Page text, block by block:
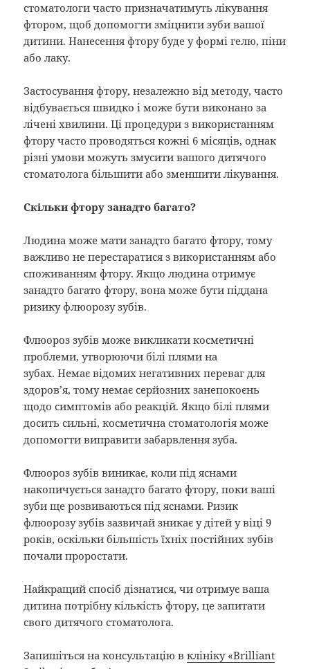
стоматологи часто призначатимуть лікування
фтором, щоб допомогти зміцнити зуби вашої
дитини. Нанесення фтору буде у формі гелю, піни
або лаку.
Застосування фтору, незалежно від методу, часто
відбувається швидко і може бути виконано за
лічені хвилини. Ці процедури з використанням
фтору часто проводяться кожні 6 місяців, однак
різні умови можуть змусити вашого дитячого
стоматолога більшити або зменшити лікування.
Скільки фтору занадто багато?
Людина може мати занадто багато фтору, тому
важливо не перестаратися з використанням або
споживанням фтору. Якщо людина отримує
занадто багато фтору, вона може бути піддана
ризику флюорозу зубів.
Флюороз зубів може викликати косметичні
проблеми, утворюючи білі плями на
зубах. Немає відомих негативних переваг для
здоров’я, тому немає серйозних занепокоєнь
щодо симптомів або реакцій. Якщо білі плями
досить сильні, косметична стоматологія може
допомогти виправити забарвлення зуба.
Флюороз зубів виникає, коли під яснами
накопичується занадто багато фтору, поки ваші
зуби ще розвиваються під яснами. Ризик
флюорозу зубів зазвичай зникає у дітей у віці 9
років, оскільки більшість їхніх постійних зубів
почали проростати.
Найкращий спосіб дізнатися, чи отримує ваша
дитина потрібну кількість фтору, це запитати
свого дитячого стоматолога.
Запишіться на консультацію вклініку «Brilliant